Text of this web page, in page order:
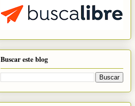
Buscar este blog